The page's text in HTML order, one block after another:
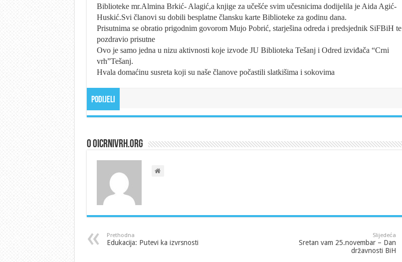
Biblioteke mr.Almina Brkić- Alagić,a knjige za učešće svim učesnicima dodijelila je Aida Agić-
Huskić.Svi članovi su dobili besplatne člansku karte Biblioteke za godinu dana.
Prisutnima se obratio prigodnim govorom Mujo Pobrić, starješina odreda i predsjednik SiFBiH te
pozdravio prisutne
Ovo je samo jedna u nizu aktivnosti koje izvode JU Biblioteka Tešanj i Odred izviđača “Crni
vrh”Tešanj.
Hvala domaćinu susreta koji su naše članove počastili slatkišima i sokovima
Podijeli
O oicrnivrh.org
Prethodna
Edukacija: Putevi ka izvrsnosti
Slijedeća
Sretan vam 25.novembar – Dan
državnosti BiH